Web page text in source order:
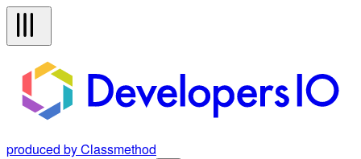
produced by Classmethod